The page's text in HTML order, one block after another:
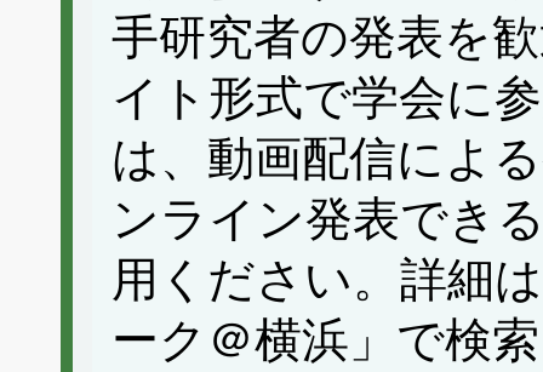
手研究者の発表を
イト形式で学会に
は、動画配信によ
ンライン発表でき
用ください。詳細
ーク＠横浜」で検